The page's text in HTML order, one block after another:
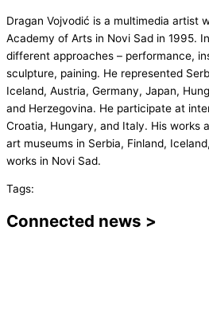
Dragan Vojvodić is a multimedia artist
Academy of Arts in Novi Sad in 1995.
different approaches – performance,
sculpture, paining. He represented
Iceland, Austria, Germany, Japan,
and Herzegovina. He participate at
Croatia, Hungary, and Italy. His works
art museums in Serbia, Finland,
works in Novi Sad.
Tags:
Connected news >